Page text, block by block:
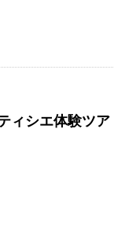
シエ体験ツア